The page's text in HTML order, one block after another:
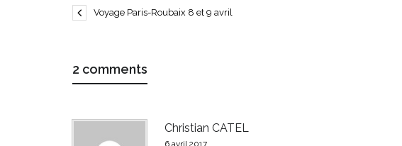
Voyage Paris-Roubaix 8 et 9 avril
2 comments
Christian CATEL